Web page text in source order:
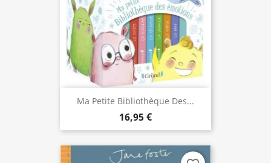
Ma Petite Bibliothèque Des...
16,95 €